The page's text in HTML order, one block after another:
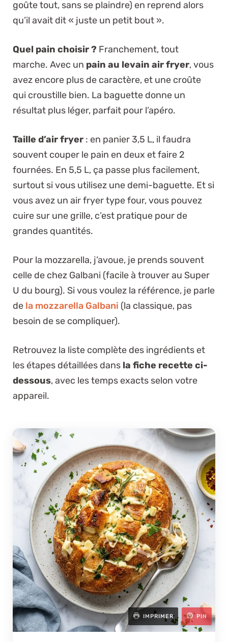
goûte tout, sans se plaindre) en reprend alors
qu’il avait dit « juste un petit bout ».
Quel pain choisir ? Franchement, tout
marche. Avec un pain au levain air fryer, vous
avez encore plus de caractère, et une croûte
qui croustille bien. La baguette donne un
résultat plus léger, parfait pour l’apéro.
Taille d’air fryer : en panier 3,5 L, il faudra
souvent couper le pain en deux et faire 2
fournées. En 5,5 L, ça passe plus facilement,
surtout si vous utilisez une demi-baguette. Et si
vous avez un air fryer type four, vous pouvez
cuire sur une grille, c’est pratique pour de
grandes quantités.
Pour la mozzarella, j’avoue, je prends souvent
celle de chez Galbani (facile à trouver au Super
U du bourg). Si vous voulez la référence, je parle
de la mozzarella Galbani (la classique, pas
besoin de se compliquer).
Retrouvez la liste complète des ingrédients et
les étapes détaillées dans la fiche recette ci-
dessous, avec les temps exacts selon votre
appareil.
IMPRIMER PIN